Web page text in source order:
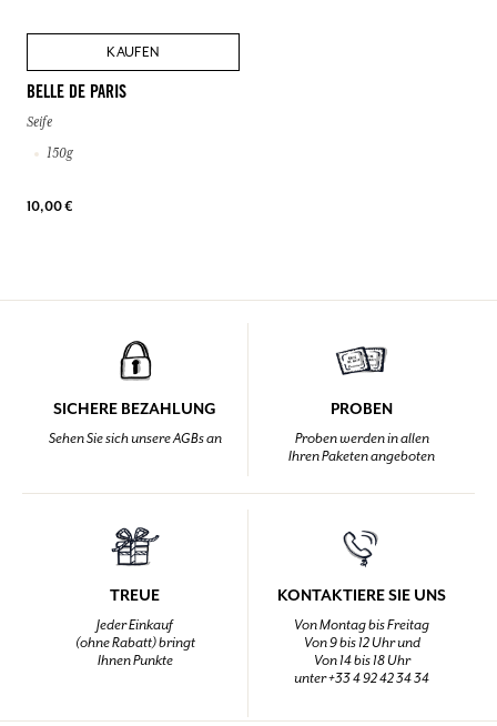
KAUFEN
BELLE DE PARIS
Seife
150g
10,00 €
SICHERE BEZAHLUNG
Sehen Sie sich unsere AGBs an
PROBEN
Proben werden in allen
Ihren Paketen angeboten
TREUE
Jeder Einkauf
(ohne Rabatt) bringt
Ihnen Punkte
KONTAKTIERE SIE UNS
Von Montag bis Freitag
Von 9 bis 12 Uhr und
Von 14 bis 18 Uhr
unter +33 4 92 42 34 34